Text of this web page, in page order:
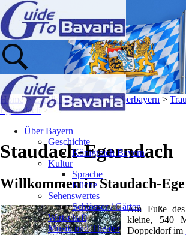
Home>Landkreise & Orte>Oberbayern >
Egerndach>
Staudach-Egerndach
Willkommen in Staudach-
Am Fuße
kleine, 540
Doppeldorf im
Über Bayern
Geschichte
Königreich Bayern
Kultur
Sprache
Küche
Sehenswertes
Schlösser / Gärten
Wirtschaft
Musik und Theater